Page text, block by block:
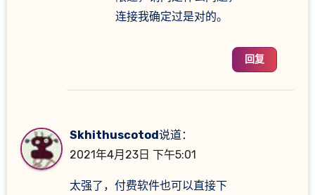
连接我确定过是对的。
回复
Skhithuscotod说道：
2021年4月23日 下午5:01
太强了，付费软件也可以直接下